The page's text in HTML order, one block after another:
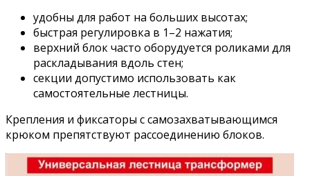
удобны для работ на больших высотах;
быстрая регулировка в 1–2 нажатия;
верхний блок часто оборудуется роликами для
раскладывания вдоль стен;
секции допустимо использовать как
самостоятельные лестницы.
Крепления и фиксаторы с самозахватывающимся
крюком препятствуют рассоединению блоков.